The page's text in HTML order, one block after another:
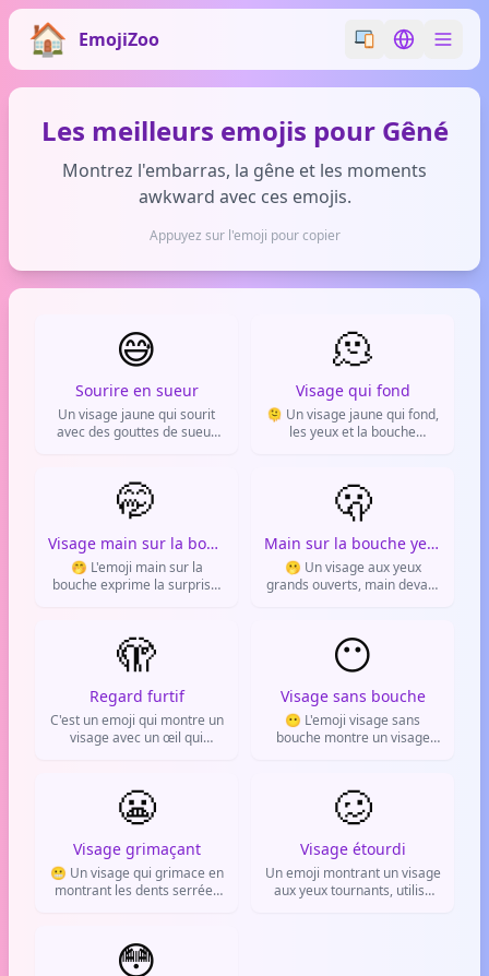
EmojiZoo Switch emoji
Switch
Les meilleurs emojis pour Gêné
Montrez l'embarras, la gêne et les moments
awkward avec ces emojis.
Appuyez sur l'emoji pour copier
😅
Sourire en sueur
Un visage jaune qui sourit
avec des gouttes de sueur
nervosité ou pour adoucir
une situation gênante.
🫠
Visage qui fond
🫠 Un visage jaune qui fond,
les yeux et la bouche
un malaise intense.
🤭
Visage main sur la bouche
🤭 L'emoji main sur la
bouche exprime la surprise,
à dire « oops ».
🫢
Main sur la bouche yeux ouverts
🫢 Un visage aux yeux
grands ouverts, main devant
🫣
Regard furtif
C'est un emoji qui montre un
visage avec un œil qui
timidité ou le fait d'observer
en secret.
😶
Visage sans bouche
😶 L'emoji visage sans
bouche montre un visage
l'absence de mots ou
l'incapacité à réagir.
😬
Visage grimaçant
😬 Un visage qui grimace en
montrant les dents serrées
ou une situation
inconfortable.
🥴
Visage étourdi
Un emoji montrant un visage
aux yeux tournants, utilisé
😳